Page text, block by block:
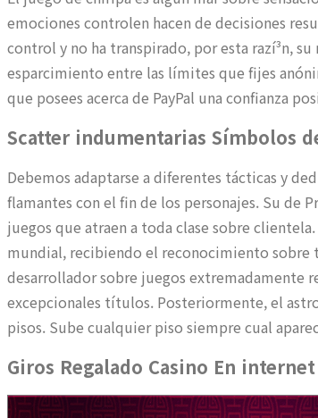
emociones controlen hacen de decisiones
control y no ha transpirado, por esta razí³n,
esparcimiento entre las límites que fijes
que posees acerca de PayPal una confianza
Scatter indumentarias Símbolos
Debemos adaptarse a diferentes tácticas y
flamantes con el fin de los personajes. Su de
juegos que atraen a toda clase sobre
mundial, recibiendo el reconocimiento sobre
desarrollador sobre juegos extremadamente
excepcionales títulos. Posteriormente, el
pisos. Sube cualquier piso siempre cual
Giros Regalado Casino En